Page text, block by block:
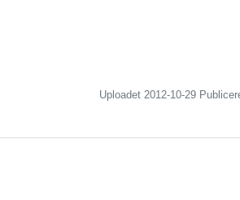
Uploadet 2012-10-29